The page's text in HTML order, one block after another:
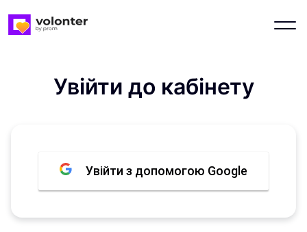
Увійти до кабінету
Увійти з допомогою Google